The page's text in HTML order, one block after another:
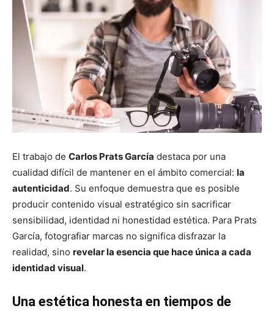
El trabajo de Carlos Prats García destaca por una
cualidad difícil de mantener en el ámbito comercial: la
autenticidad. Su enfoque demuestra que es posible
producir contenido visual estratégico sin sacrificar
sensibilidad, identidad ni honestidad estética. Para Prats
García, fotografiar marcas no significa disfrazar la
realidad, sino revelar la esencia que hace única a cada
identidad visual.
Una estética honesta en tiempos de